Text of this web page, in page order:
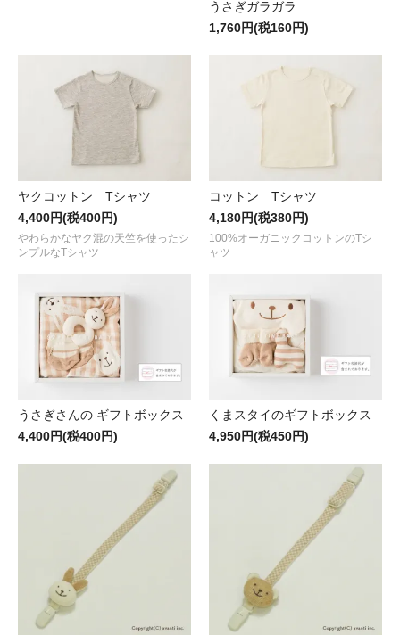
うさぎガラガラ
1,760円(税160円)
ヤクコットン Tシャツ
4,400円(税400円)
やわらかなヤク混の天竺を使ったシ
ンプルなTシャツ
コットン Tシャツ
4,180円(税380円)
100%オーガニックコットンのTシ
ャツ
うさぎさんの ギフトボックス
4,400円(税400円)
くまスタイのギフトボックス
4,950円(税450円)